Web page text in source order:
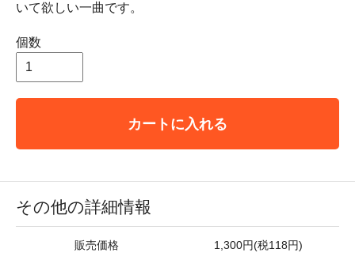
いて欲しい一曲です。
個数
カートに入れる
その他の詳細情報
販売価格 1,300円(税118円)